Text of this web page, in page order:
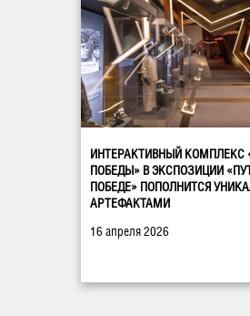
ИНТЕРАКТИВНЫЙ КОМПЛЕКС
ПОБЕДЫ» В ЭКСПОЗИЦИИ
ПОБЕДЕ» ПОПОЛНИТСЯ
АРТЕФАКТАМИ
16 апреля 2026